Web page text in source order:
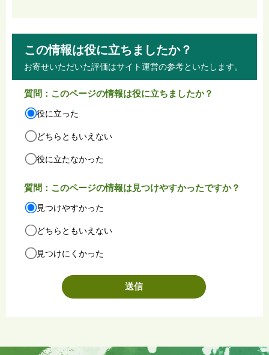
この情報は役に立ちましたか？
お寄せいただいた評価はサイト運営の参考といたします。
質問：このページの情報は役に立ちましたか？
役に立った
どちらともいえない
役に立たなかった
質問：このページの情報は見つけやすかったですか？
見つけやすかった
どちらともいえない
見つけにくかった